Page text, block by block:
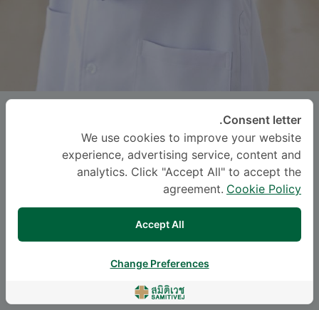
ATHIT WUTTHISANWATTHANA, M.D.
ساميتيويت سوكومفيت
Specialties: Internal Medicine
Allergy and Clinical Immunology, Internal Medicine
Consent letter.
We use cookies to improve your website
experience, advertising service, content and
analytics. Click "Accept All" to accept the
agreement. Cookie Policy
Accept All
Change Preferences